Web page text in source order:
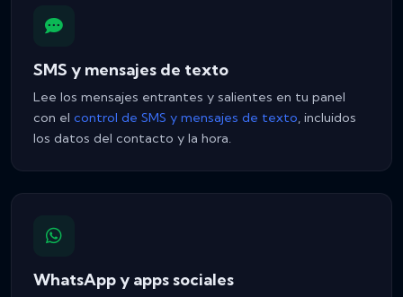
SMS y mensajes de texto
Lee los mensajes entrantes y salientes en tu panel
con el control de SMS y mensajes de texto, incluidos
los datos del contacto y la hora.
WhatsApp y apps sociales